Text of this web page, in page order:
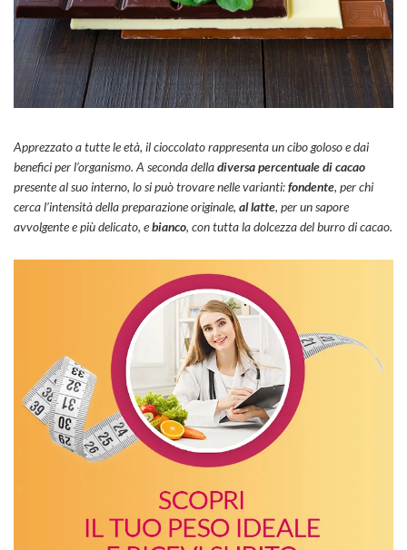
Apprezzato a tutte le età, il cioccolato rappresenta un cibo goloso e dai
benefici per l’organismo. A seconda delladiversa percentuale di cacao
presente al suo interno, lo si può trovare nelle varianti:fondente, per chi
cerca l’intensità della preparazione originale, al latte, per un sapore
avvolgente e più delicato, ebianco, con tutta la dolcezza del burro di cacao.